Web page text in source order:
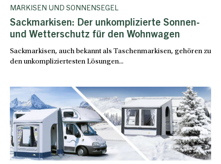
MARKISEN UND SONNENSEGEL
Sackmarkisen: Der unkomplizierte Sonnen-
und Wetterschutz für den Wohnwagen
Sackmarkisen, auch bekannt als Taschenmarkisen, gehören zu
den unkompliziertesten Lösungen...